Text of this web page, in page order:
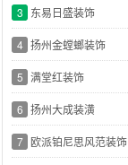
3 东易日盛装饰
4 扬州金螳螂装饰
5 满堂红装饰
6 扬州大成装潢
7 欧派铂尼思风范装饰